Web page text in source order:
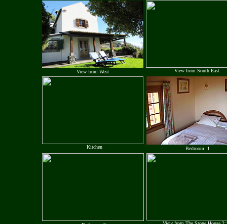
View from West View from South East
Kitchen Bedroom 1